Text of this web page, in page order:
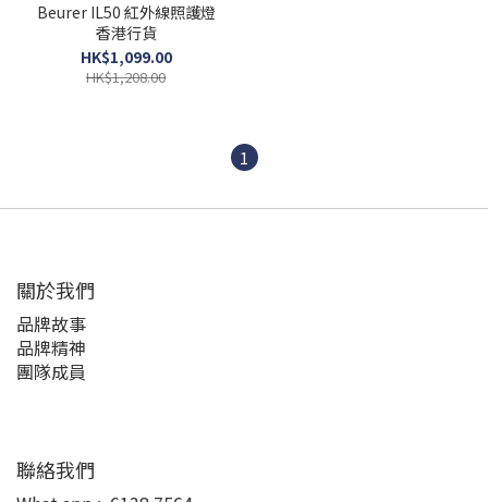
Beurer IL50 紅外線照護燈
香港行貨
HK$1,099.00
HK$1,208.00
1
關於我們
品牌故事
品牌精神
團隊成員
聯絡我們